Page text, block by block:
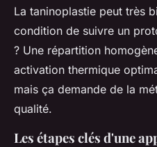
La taninoplastie peut très
condition de suivre un
? Une répartition
activation thermique
mais ça demande de la
qualité.
Les étapes clés d'une